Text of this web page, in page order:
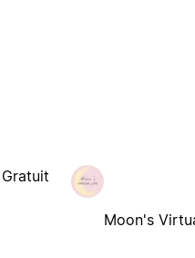
Gratuit
Moon's